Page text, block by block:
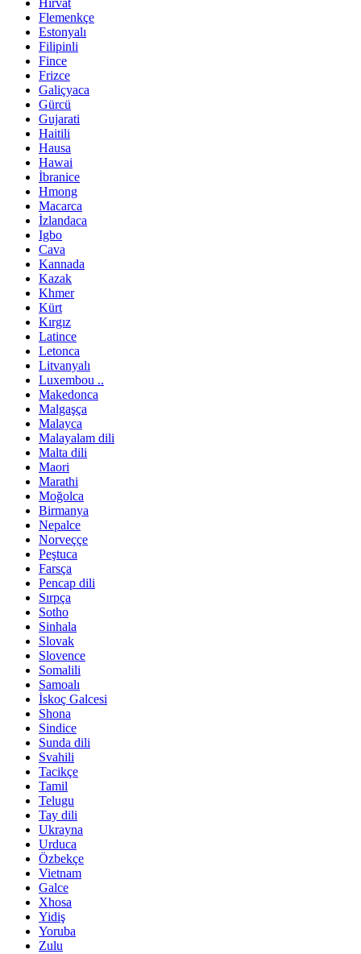
Flemenkçe
Estonyalı
Filipinli
Fince
Frizce
Galiçyaca
Gürcü
Gujarati
Haitili
Hausa
Hawai
İbranice
Hmong
Macarca
İzlandaca
Igbo
Cava
Kannada
Kazak
Khmer
Kürt
Kırgız
Latince
Letonca
Litvanyalı
Luxembou ..
Makedonca
Malgaşça
Malayca
Malayalam dili
Malta dili
Maori
Marathi
Moğolca
Birmanya
Nepalce
Norveççe
Peştuca
Farsça
Pencap dili
Sırpça
Sotho
Sinhala
Slovak
Slovence
Somalili
Samoalı
İskoç Galcesi
Shona
Sindice
Sunda dili
Svahili
Tacikçe
Tamil
Telugu
Tay dili
Ukrayna
Urduca
Özbekçe
Vietnam
Galce
Xhosa
Yidiş
Yoruba
Zulu